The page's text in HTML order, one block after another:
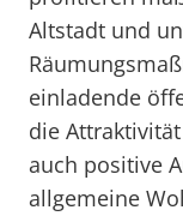
Altstadt und
einladende
die
auch positive
allgemeine